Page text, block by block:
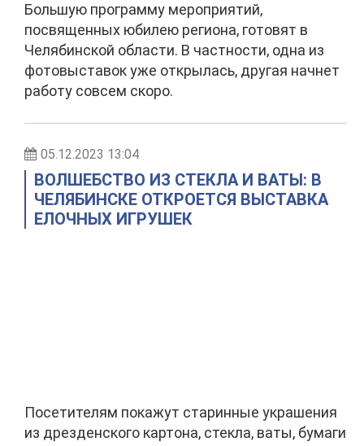
Большую программу мероприятий,
посвященных юбилею региона, готовят в
Челябинской области. В частности, одна из
фотовыставок уже открылась, другая начнет
работу совсем скоро.
05.12.2023 13:04
ВОЛШЕБСТВО ИЗ СТЕКЛА И ВАТЫ: В
ЧЕЛЯБИНСКЕ ОТКРОЕТСЯ ВЫСТАВКА
ЕЛОЧНЫХ ИГРУШЕК
Посетителям покажут старинные украшения
из дрезденского картона, стекла, ваты, бумаги